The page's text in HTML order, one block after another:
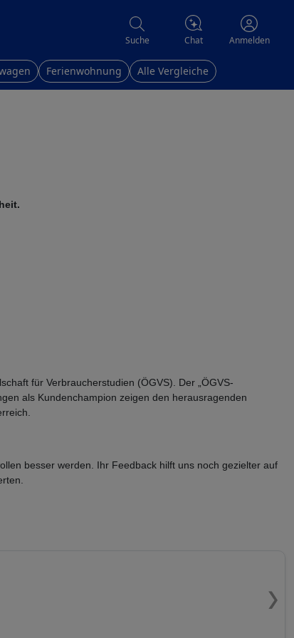
Suche Chat Anmelden
Ferienwohnung Alle Vergleiche
für Verbraucherstudien (ÖGVS). Der „ÖGVS-
als Kundenchampion zeigen den herausragenden
besser werden. Ihr Feedback hilft uns noch gezielter auf